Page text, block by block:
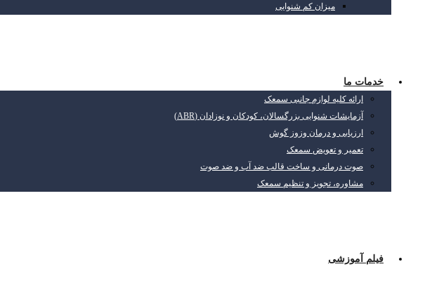
میزان کم شنوایی
خدمات ما
ارائه کلیه لوازم جانبی سمعک
آزمایشات شنوایی بزرگسالان، کودکان و نوزادان (ABR)
ارزیابی و درمان وزوز گوش
تعمیر و تعویض سمعک
صوت درمانی و ساخت قالب ضد آب و ضد صوت
مشاوره، تجویز و تنظیم سمعک
فیلم آموزشی